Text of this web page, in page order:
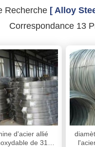
Recherche [ Alloy
Correspondance 13
d'acier allié
de 316